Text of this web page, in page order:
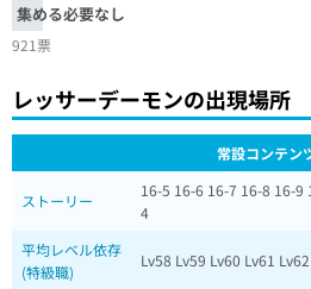
集める必要なし
921票
レッサーデーモンの出現場所
常設コンテン
ストーリー
16-5 16-6 16-7 16-8 16-
4
平均レベル依存
(特級職)
Lv58 Lv59 Lv60 Lv61 Lv62